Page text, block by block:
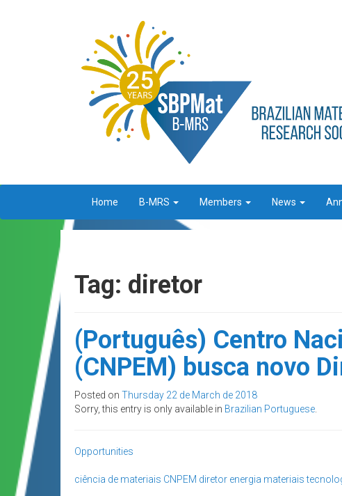
Home B-MRS Members News
Tag: diretor
(Português) Centro
(CNPEM) busca novo
Posted on Thursday 22 de March de 2018
Sorry, this entry is only available in Brazilian Portuguese
Opportunities
ciência de materiais CNPEM diretor energia materiais